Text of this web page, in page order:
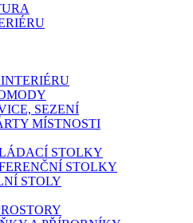
SEZENÍ
MÍSTNOSTI
STOLKY
STOLKY
STOLY